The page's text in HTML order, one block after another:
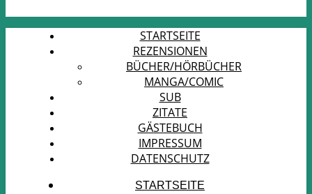
STARTSEITE
REZENSIONEN
BÜCHER/HÖRBÜCHER
MANGA/COMIC
SUB
ZITATE
GÄSTEBUCH
IMPRESSUM
DATENSCHUTZ
STARTSEITE